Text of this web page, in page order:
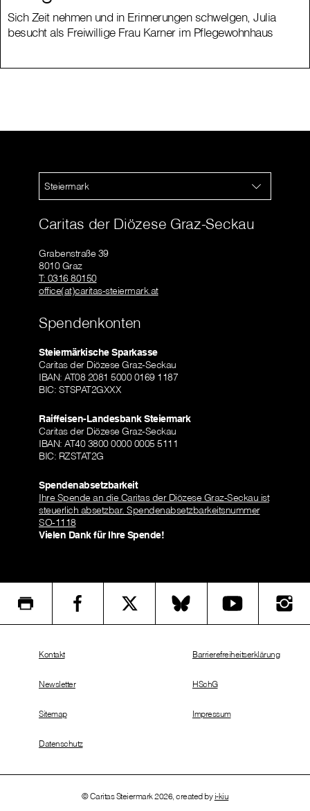
Sich Zeit nehmen und in Erinnerungen schwelgen, Julia
besucht als Freiwillige Frau Karner im Pflegewohnhaus
Steiermark
Caritas der Diözese Graz-Seckau
Grabenstraße 39
8010 Graz
T: 0316 80150
office(at)caritas-steiermark.at
Spendenkonten
Steiermärkische Sparkasse
Caritas der Diözese Graz-Seckau
IBAN: AT08 2081 5000 0169 1187
BIC: STSPAT2GXXX
Raiffeisen-Landesbank Steiermark
Caritas der Diözese Graz-Seckau
IBAN: AT40 3800 0000 0005 5111
BIC: RZSTAT2G
Spendenabsetzbarkeit
Ihre Spende an die Caritas der Diözese Graz-Seckau ist
steuerlich absetzbar. Spendenabsetzbarkeitsnummer
SO-1118
Vielen Dank für Ihre Spende!
© Caritas Steiermark 2026, created by i-kiu
Kontakt
Newsletter
Sitemap
Datenschutz
Barrierefreiheitserklärung
HSchG
Impressum